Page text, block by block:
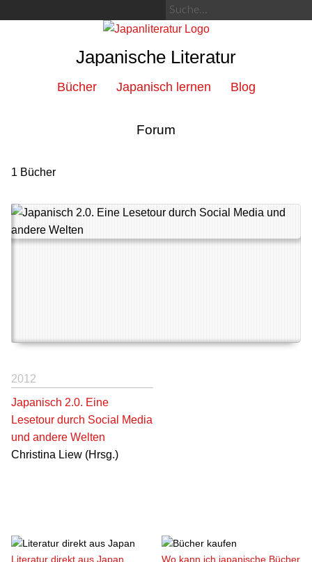
Japanische Literatur
Bücher Japanisch lernen Blog
Forum
1 Bücher
2012
Japanisch 2.0. Eine
Lesetour durch Social Media
und andere Welten
Christina Liew (Hrsg.)
Literatur direkt aus Japan
Wo kann ich japanische Bücher